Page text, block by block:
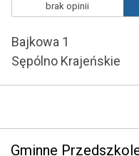
brak opinii
Bajkowa 1
Sępólno Krajeńskie